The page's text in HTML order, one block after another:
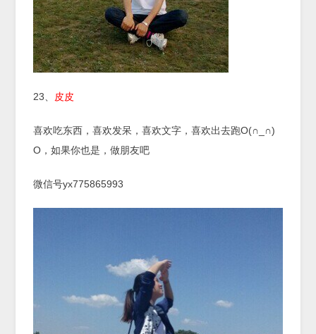
23、 皮皮
喜欢吃东西，喜欢发呆，喜欢文字，喜欢出去跑O(∩_∩)
O，如果你也是，做朋友吧
微信号yx775865993